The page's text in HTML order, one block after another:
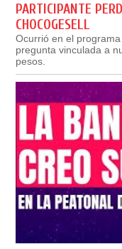
PARTICIPANTE
CHOCOGESELL
Ocurrió en el
pregunta vinculada a
pesos.